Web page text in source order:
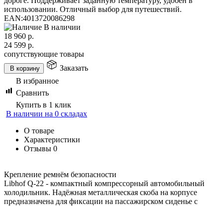
использовании. Отличный выбор для путешествий.
EAN:4013720086298
В наличии
18 960 р.
24 599 р.
сопутствующие товары
В корзину
Заказать
В избранное
Сравнить
Купить в 1 клик
В наличии на 0 складах
О товаре
Характеристики
Отзывы 0
Крепление ремнём безопасности
Libhof Q-22 - компактный компрессорный автомобильный
холодильник. Надёжная металлическая скоба на корпусе
предназначена для фиксации на пассажирском сиденье с